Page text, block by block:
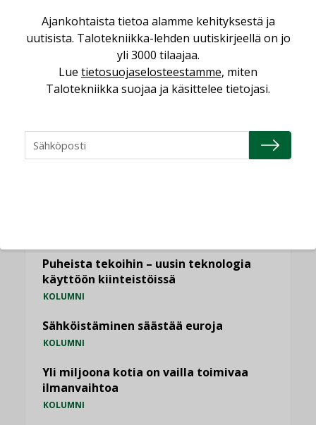
Puutteellinen eristys lisää lämpöhäviöitä
LEHDEN ARTIKKELIT
Kaivamattomat menetelmät
vakiinnuttavat asemansa taloyhtiöissä
LEHDEN ARTIKKELIT,TILAAJILLE
Puheista tekoihin – uusin teknologia
käyttöön kiinteistöissä
KOLUMNI
Sähköistäminen säästää euroja
KOLUMNI
Yli miljoona kotia on vailla toimivaa
ilmanvaihtoa
KOLUMNI
Ajankohtaista tietoa alamme kehityksestä ja
uutisista. Talotekniikka-lehden uutiskirjeellä on jo
yli 3000 tilaajaa.
Lue tietosuojaselosteestamme, miten
Talotekniikka suojaa ja käsittelee tietojasi.